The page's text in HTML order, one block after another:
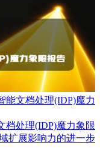
能文档处理(IDP)魔力
档处理(IDP)魔力象限
扩展影响力的进一步